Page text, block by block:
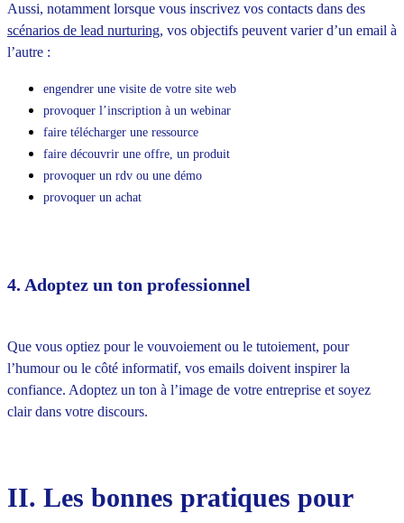
Aussi, notamment lorsque vous inscrivez vos contacts dans des
scénarios de lead nurturing, vos objectifs peuvent varier d’un email à
l’autre :
engendrer une visite de votre site web
provoquer l’inscription à un webinar
faire télécharger une ressource
faire découvrir une offre, un produit
provoquer un rdv ou une démo
provoquer un achat
4. Adoptez un ton professionnel
Que vous optiez pour le vouvoiement ou le tutoiement, pour
l’humour ou le côté informatif, vos emails doivent inspirer la
confiance. Adoptez un ton à l’image de votre entreprise et soyez
clair dans votre discours.
II. Les bonnes pratiques pour